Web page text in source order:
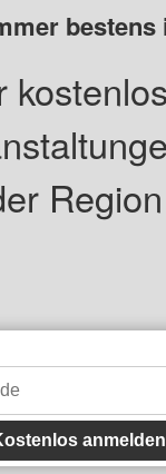
anmelden